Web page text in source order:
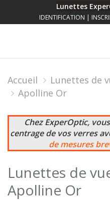
Lunettes
IDENTIFICATION |
Accueil Lunettes de
Apolline Or
Chez ExperOptic,
centrage de vos verres
de mesures
Lunettes de
Apolline Or